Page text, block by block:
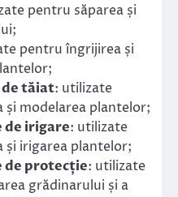
pentru săparea și
pentru îngrijirea și
tăiat: utilizate
și modelarea plantelor;
de irigare: utilizate
și irigarea plantelor;
de protecție: utilizate
grădinarului și a